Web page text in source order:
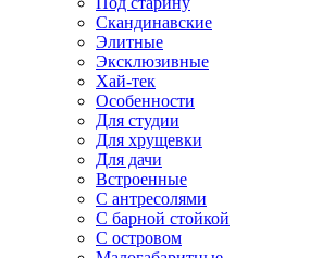
Скандинавские
Элитные
Эксклюзивные
Хай-тек
Особенности
Для студии
Для хрущевки
Для дачи
Встроенные
С антресолями
С барной стойкой
С островом